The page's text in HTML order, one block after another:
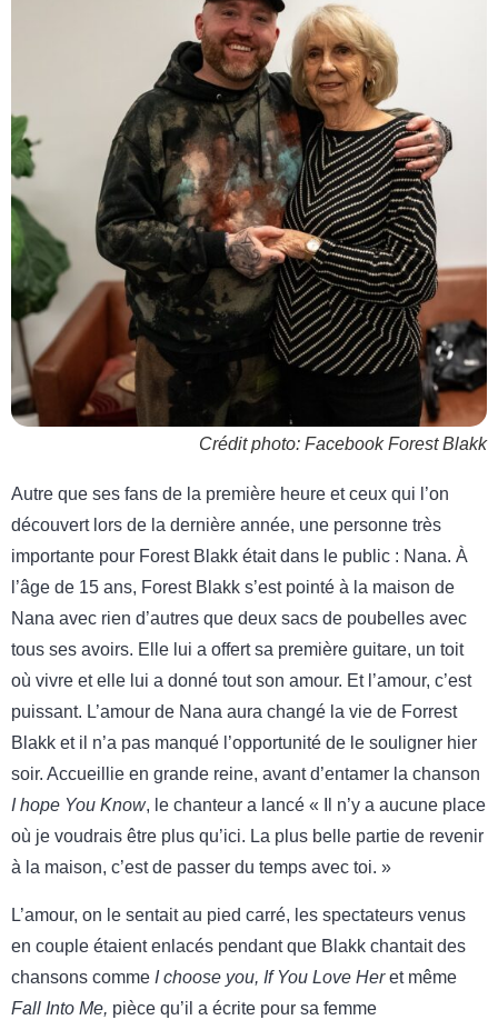
Crédit photo: Facebook Forest Blakk
Autre que ses fans de la première heure et ceux qui l’on
découvert lors de la dernière année, une personne très
importante pour Forest Blakk était dans le public : Nana. À
l’âge de 15 ans, Forest Blakk s’est pointé à la maison de
Nana avec rien d’autres que deux sacs de poubelles avec
tous ses avoirs. Elle lui a offert sa première guitare, un toit
où vivre et elle lui a donné tout son amour. Et l’amour, c’est
puissant. L’amour de Nana aura changé la vie de Forrest
Blakk et il n’a pas manqué l’opportunité de le souligner hier
soir. Accueillie en grande reine, avant d’entamer la chanson
I hope You Know, le chanteur a lancé « Il n’y a aucune place
où je voudrais être plus qu’ici. La plus belle partie de revenir
à la maison, c’est de passer du temps avec toi. »
L’amour, on le sentait au pied carré, les spectateurs venus
en couple étaient enlacés pendant que Blakk chantait des
chansons comme I choose you, If You Love Heret même
Fall Into Me, pièce qu’il a écrite pour sa femme